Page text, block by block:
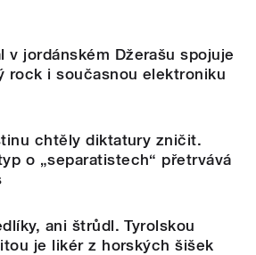
v jordánském Džerašu spojuje
rock i současnou elektroniku
chtěly diktatury zničit.
o „separatistech“ přetrvává
ani štrůdl. Tyrolskou
je likér z horských šišek